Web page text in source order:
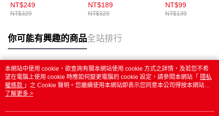
NT$249
NT$329
膠
NT$189
NT$329
NT$99
NT$139
你可能有興趣的商品全站排行
熱門標籤
本網站中使用 cookie，欲查詢有關本網站使用 cookie 方式之詳情，及若您不希
望在電腦上使用 cookie 時應如何變更電腦的 cookie 設定，請參閱本網站「 隱私
權條款 」之 Cookie 聲明。您繼續使用本網站即表示您同意本公司得按本網站使
用條款之 Cookie 聲明使用 cookie。
了解更多 >